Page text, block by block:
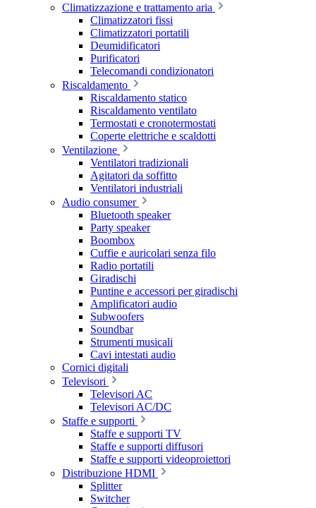
Climatizzazione e trattamento aria
Climatizzatori fissi
Climatizzatori portatili
Deumidificatori
Purificatori
Telecomandi condizionatori
Riscaldamento
Riscaldamento statico
Riscaldamento ventilato
Termostati e cronotermostati
Coperte elettriche e scaldotti
Ventilazione
Ventilatori tradizionali
Agitatori da soffitto
Ventilatori industriali
Audio consumer
Bluetooth speaker
Party speaker
Boombox
Cuffie e auricolari senza filo
Radio portatili
Giradischi
Puntine e accessori per giradischi
Amplificatori audio
Subwoofers
Soundbar
Strumenti musicali
Cavi intestati audio
Cornici digitali
Televisori
Televisori AC
Televisori AC/DC
Staffe e supporti
Staffe e supporti TV
Staffe e supporti diffusori
Staffe e supporti videoproiettori
Distribuzione HDMI
Splitter
Switcher